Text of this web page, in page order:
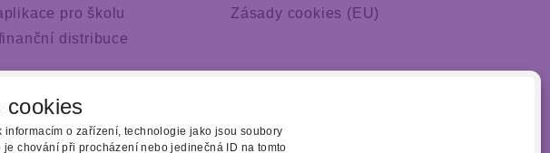
cookies
o zařízení, technologie jako jsou soubory
chování při procházení nebo jedinečná ID na tomto
pro školu
distribuce
Zásady cookies (EU)